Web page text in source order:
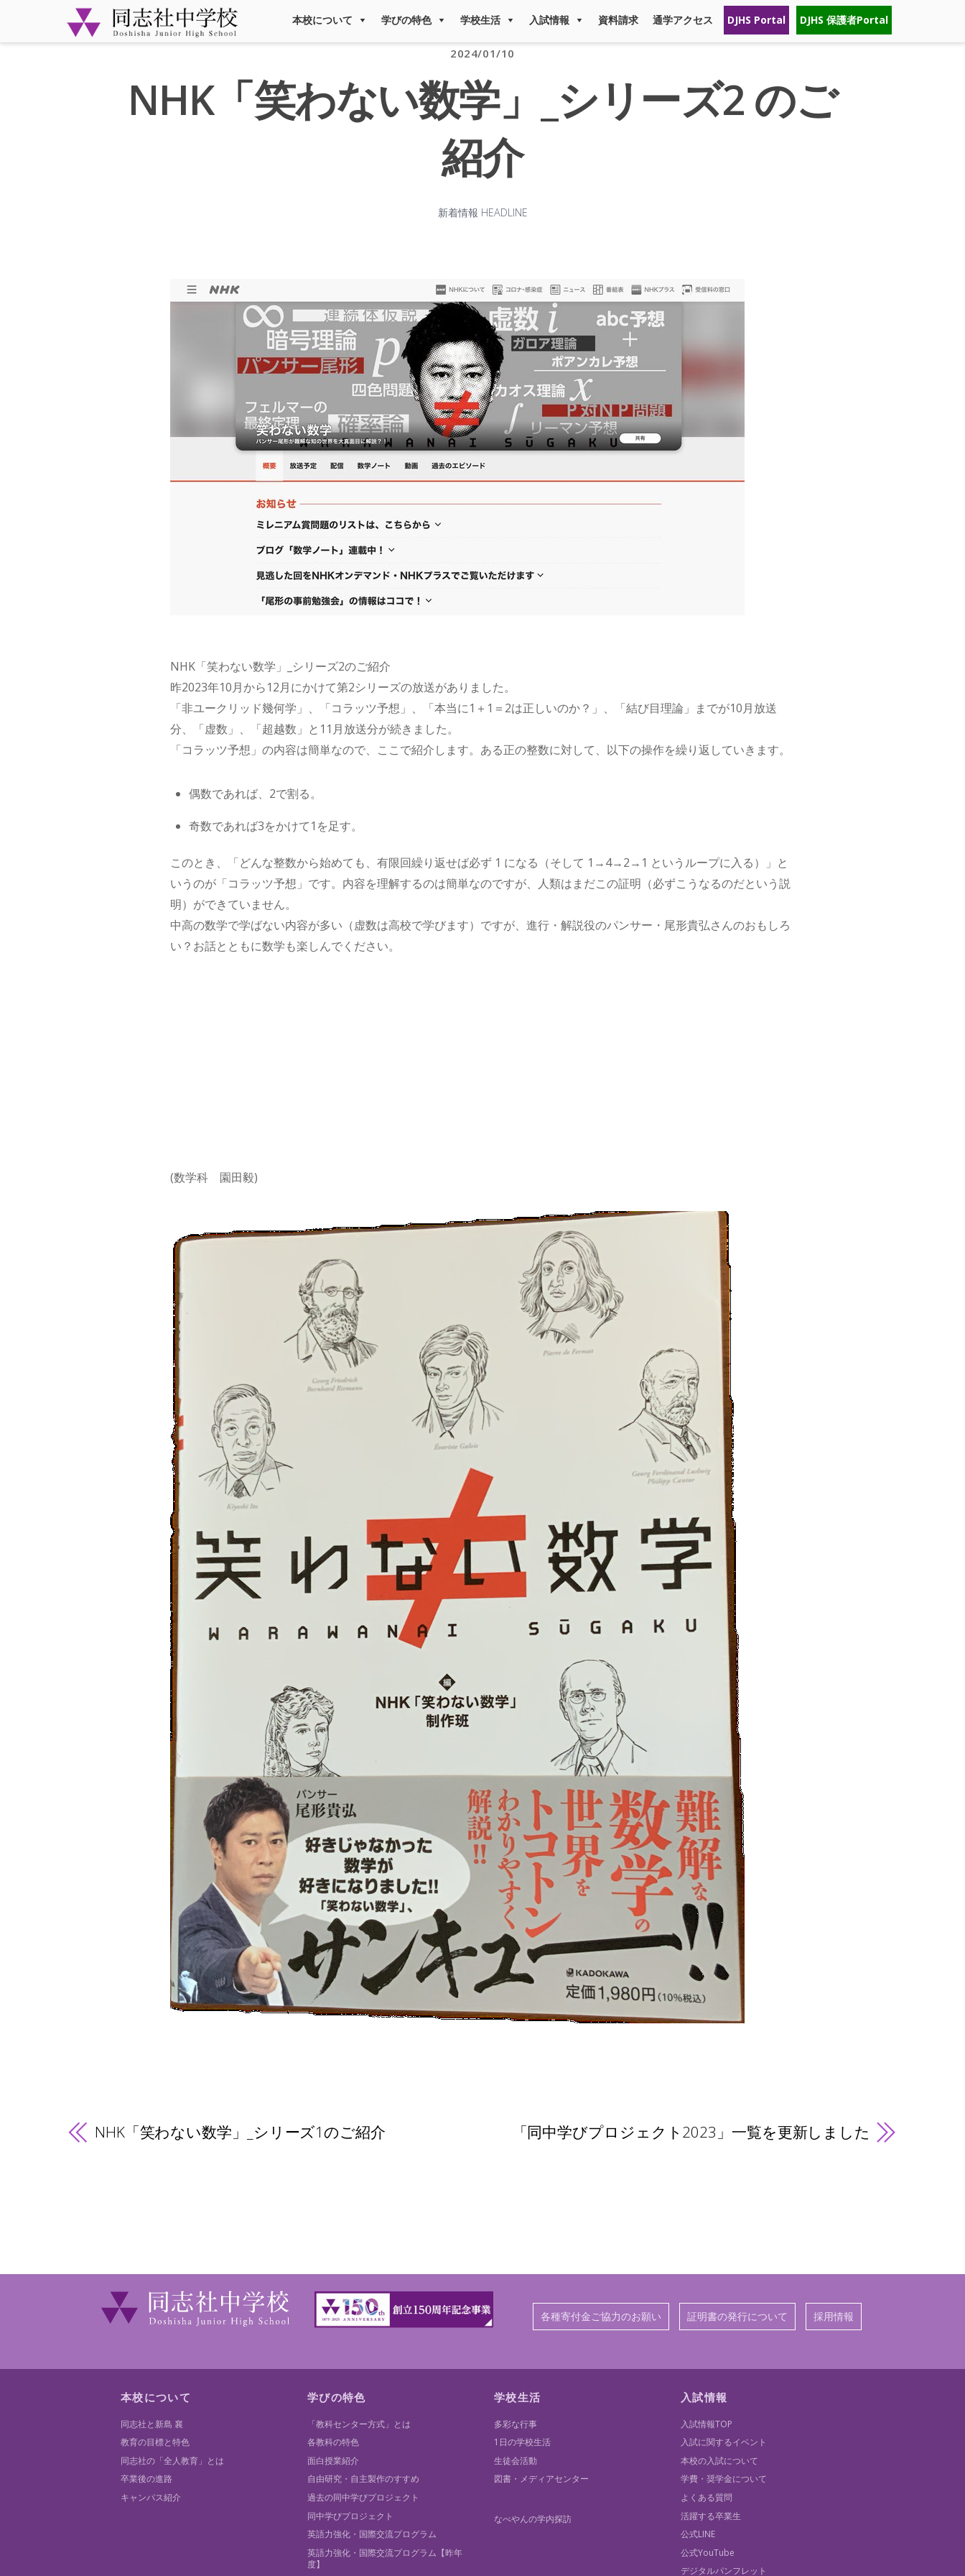
本校について 学びの特色 学校生活 入試情報 資料請求 通学アクセス DJHS Portal DJHS 保護者Portal
2024/01/10
NHK「笑わない数学」_シリーズ2 のご
紹介
新着情報 HEADLINE
NHK「笑わない数学」_シリーズ2のご紹介
昨2023年10月から12月にかけて第2シリーズの放送がありました。
「非ユークリッド幾何学」、「コラッツ予想」、「本当に1＋1＝2は正しいのか？」、「結び目理論」までが10月放送
分、「虚数」、「超越数」と11月放送分が続きました。
「コラッツ予想」の内容は簡単なので、ここで紹介します。ある正の整数に対して、以下の操作を繰り返していきます。
偶数であれば、2で割る。
奇数であれば3をかけて1を足す。
このとき、「どんな整数から始めても、有限回繰り返せば必ず 1 になる（そして 1→4→2→1 というループに入る）」と
いうのが「コラッツ予想」です。内容を理解するのは簡単なのですが、人類はまだこの証明（必ずこうなるのだという説
明）ができていません。
中高の数学で学ばない内容が多い（虚数は高校で学びます）ですが、進行・解説役のパンサー・尾形貴弘さんのおもしろ
い？お話とともに数学も楽しんでください。
(数学科 園田毅)
NHK「笑わない数学」_シリーズ1のご紹介 「同中学びプロジェクト2023」一覧を更新しました
各種寄付金ご協力のお願い 証明書の発行について 採用情報
本校について
同志社と新島 襄
教育の目標と特色
同志社の「全人教育」とは
卒業後の進路
キャンパス紹介
学びの特色
「教科センター方式」とは
各教科の特色
面白授業紹介
自由研究・自主製作のすすめ
過去の同中学びプロジェクト
同中学びプロジェクト
英語力強化・国際交流プログラム
英語力強化・国際交流プログラム【昨年
度】
学校生活
多彩な行事
1日の学校生活
生徒会活動
図書・メディアセンター
なべやんの学内探訪
入試情報
入試情報TOP
入試に関するイベント
本校の入試について
学費・奨学金について
よくある質問
活躍する卒業生
公式LINE
公式YouTube
デジタルパンフレット